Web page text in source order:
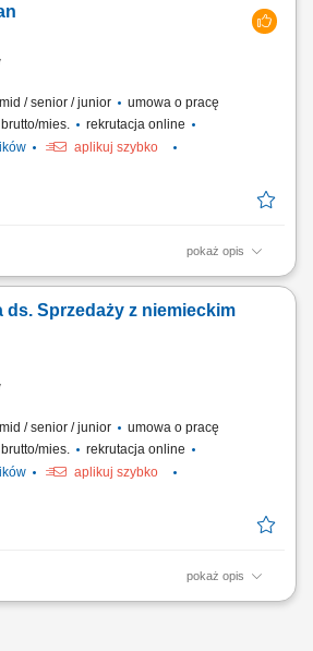
przez T-Mobile z wykorzystaniem
/ senior / junior
umowa o pracę
mies.
rekrutacja online
aplikuj szybko
pokaż opis
to negotiate with brand knowledge to close a
product knowledge with customers
and handling all sales opportunities;
ds. Sprzedaży z niemieckim
/ senior / junior
umowa o pracę
mies.
rekrutacja online
aplikuj szybko
pokaż opis
long-term business relationships (from 3